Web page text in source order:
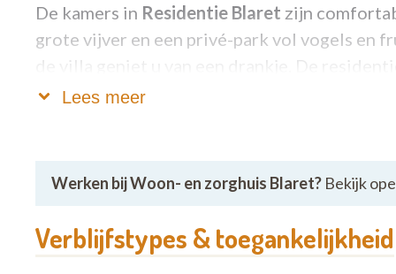
De kamers in Residentie Blaret zijn
grote vijver en een privé-park vol vogels en
de villa geniet u van een drankje. De
wordt gekookt. Bezoekers kunnen ook altijd
Poirot en films uit de jaren ’50. Er is ook een
Lees meer
Werken bij Woon- en zorghuis Blaret? Bekijk
Verblijfstypes & toegankelijkheid